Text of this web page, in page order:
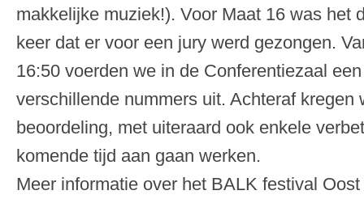
makkelijke muziek!). Voor Maat 16 was het
keer dat er voor een jury werd gezongen.
16:50 voerden we in de Conferentiezaal
verschillende nummers uit. Achteraf kregen
beoordeling, met uiteraard ook enkele
komende tijd aan gaan werken.
Meer informatie over het BALK festival